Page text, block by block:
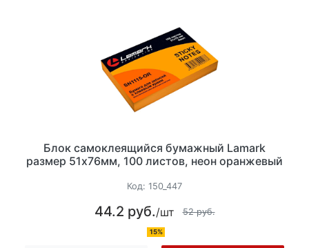
Блок самоклеящийся бумажный Lamark
размер 51х76мм, 100 листов, неон оранжевый
Код: 150_447
44.2 руб./шт 52 руб.
15%